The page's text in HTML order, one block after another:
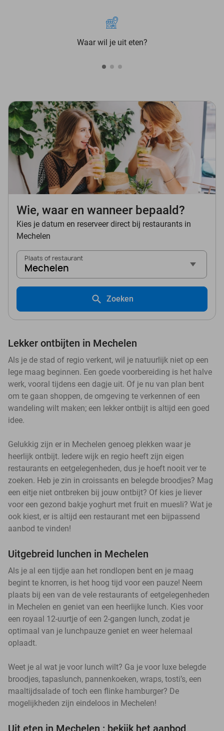
Waar wil je uit eten?
Wie, waar en wanneer bepaald?
Kies je datum en reserveer direct bij restaurants in
Mechelen
Plaats of restaurant
Mechelen
Zoeken
Lekker ontbijten in Mechelen
Als je de stad of regio verkent, wil je natuurlijk niet op een
lege maag beginnen. Een goede voorbereiding is het halve
werk, vooral tijdens een dagje uit. Of je nu van plan bent
om te gaan shoppen, de omgeving te verkennen of een
wandeling wilt maken; een lekker ontbijt is altijd een goed
idee.
Gelukkig zijn er in Mechelen genoeg plekken waar je
heerlijk ontbijt. Iedere wijk en regio heeft zijn eigen
restaurants en eetgelegenheden, dus je hoeft nooit ver te
zoeken. Heb je zin in croissants en belegde broodjes? Mag
een eitje niet ontbreken bij jouw ontbijt? Of kies je liever
voor een gezond bakje yoghurt met fruit en muesli? Wat je
ook kiest, er is altijd een restaurant met een bijpassend
aanbod te vinden!
Uitgebreid lunchen in Mechelen
Als je al een tijdje aan het rondlopen bent en je maag
begint te knorren, is het hoog tijd voor een pauze! Neem
plaats bij een van de vele restaurants of eetgelegenheden
in Mechelen en geniet van een heerlijke lunch. Kies voor
een royaal 12-uurtje of een 2-gangen lunch, zodat je
optimaal van je lunchpauze geniet en weer helemaal
oplaadt.
Weet je al wat je voor lunch wilt? Ga je voor luxe belegde
broodjes, tapaslunch, pannenkoeken, wraps, tosti’s, een
maaltijdsalade of toch een flinke hamburger? De
mogelijkheden zijn eindeloos in Mechelen!